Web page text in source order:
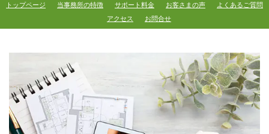
トップページ 当事務所の特徴 サポート料金 お客さまの声
よくあるご質問
アクセス
お問合せ